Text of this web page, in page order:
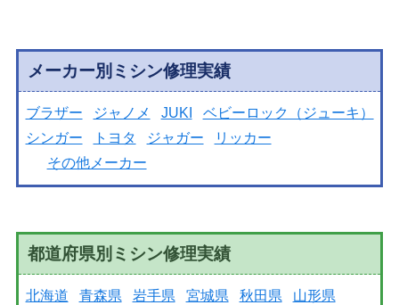
メーカー別ミシン修理実績
ブラザー ジャノメ JUKI
ベビーロック（ジューキ）
シンガー
トヨタ ジャガー
リッカー
その他メーカー
都道府県別ミシン修理実績
北海道 青森県 岩手県 宮城県 秋田県
山形県